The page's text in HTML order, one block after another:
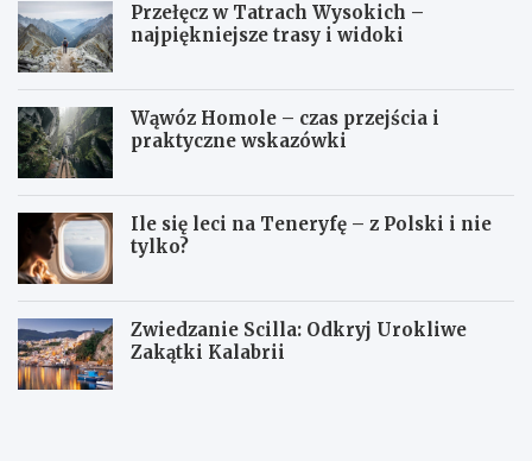
Przełęcz w Tatrach Wysokich –
najpiękniejsze trasy i widoki
Wąwóz Homole – czas przejścia i
praktyczne wskazówki
Ile się leci na Teneryfę – z Polski i nie
tylko?
Zwiedzanie Scilla: Odkryj Urokliwe
Zakątki Kalabrii
P
W